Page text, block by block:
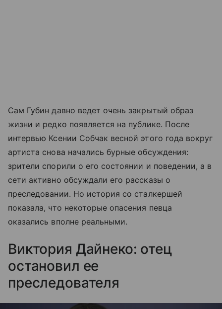
Сам Губин давно ведет очень закрытый образ
жизни и редко появляется на публике. После
интервью Ксении Собчак весной этого года вокруг
артиста снова начались бурные обсуждения:
зрители спорили о его состоянии и поведении, а в
сети активно обсуждали его рассказы о
преследовании. Но история со сталкершей
показала, что некоторые опасения певца
оказались вполне реальными.
Виктория Дайнеко: отец
остановил ее
преследователя